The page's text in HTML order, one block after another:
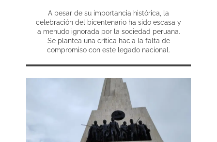
A pesar de su importancia histórica, la
celebración del bicentenario ha sido escasa y
a menudo ignorada por la sociedad peruana.
Se plantea una crítica hacia la falta de
compromiso con este legado nacional.